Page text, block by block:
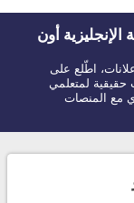
الإنجليزية أون
اطّلع على
حقيقية لمتعلمي
مع المنصات